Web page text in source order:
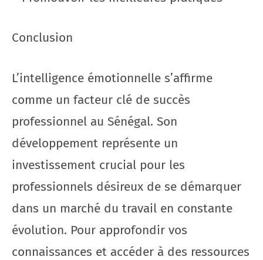
Conclusion
L’intelligence émotionnelle s’affirme
comme un facteur clé de succès
professionnel au Sénégal. Son
développement représente un
investissement crucial pour les
professionnels désireux de se démarquer
dans un marché du travail en constante
évolution. Pour approfondir vos
connaissances et accéder à des ressources